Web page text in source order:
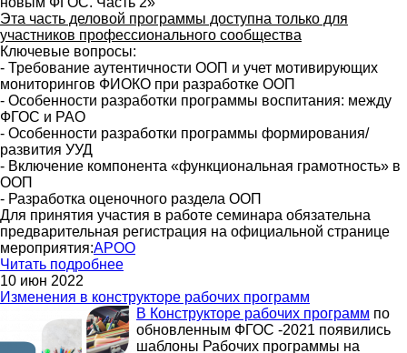
Эта часть деловой программы доступна только для
участников профессионального сообщества
Ключевые вопросы:
- Требование аутентичности ООП и учет мотивирующих
мониторингов ФИОКО при разработке ООП
- Особенности разработки программы воспитания: между
ФГОС и РАО
- Особенности разработки программы формирования/
развития УУД
- Включение компонента «функциональная грамотность» в
ООП
- Разработка оценочного раздела ООП
Для принятия участия в работе семинара обязательна
предварительная регистрация на официальной странице
мероприятия:АРОО
Читать подробнее
10 июн 2022
Изменения в конструкторе рабочих программ
В Конструкторе рабочих программ по
обновленным ФГОС -2021 появились
шаблоны Рабочих программы на